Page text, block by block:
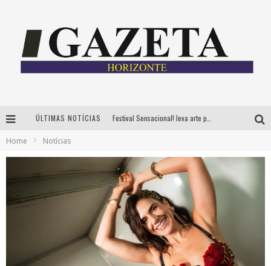
ÚLTIMAS NOTÍCIAS
Grandes shows, cenografia instagramável e resgate das tradições marcam o sucesso da 24ª edição do Forró do Givanildo
PAIS: BOAS HISTÓRIAS E UM BRINDE PARA CELEBRAR OS MOMENTOS QUE FICAM
Home Notícias